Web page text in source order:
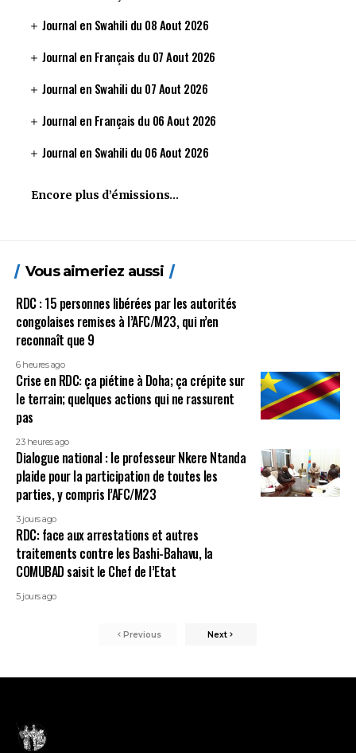
Journal en Swahili du 08 Aout 2026
Journal en Français du 07 Aout 2026
Journal en Swahili du 07 Aout 2026
Journal en Français du 06 Aout 2026
Journal en Swahili du 06 Aout 2026
Encore plus d’émissions…
Vous aimeriez aussi
RDC : 15 personnes libérées par les autorités
congolaises remises à l’AFC/M23, qui n’en
reconnaît que 9
6 heures ago
Crise en RDC: ça piétine à Doha; ça crépite sur
le terrain; quelques actions qui ne rassurent
pas
23 heures ago
Dialogue national : le professeur Nkere Ntanda
plaide pour la participation de toutes les
parties, y compris l’AFC/M23
3 jours ago
RDC: face aux arrestations et autres
traitements contre les Bashi-Bahavu, la
COMUBAD saisit le Chef de l’Etat
5 jours ago
Previous Next